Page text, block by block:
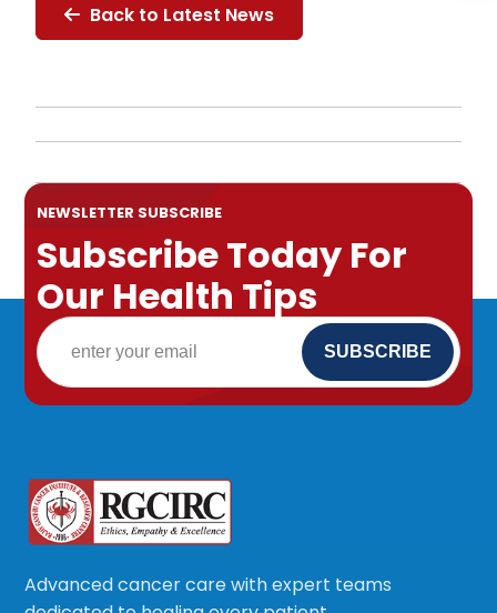
Back to Latest News
NEWSLETTER SUBSCRIBE
Subscribe Today For
Our Health Tips
Advanced cancer care with expert teams